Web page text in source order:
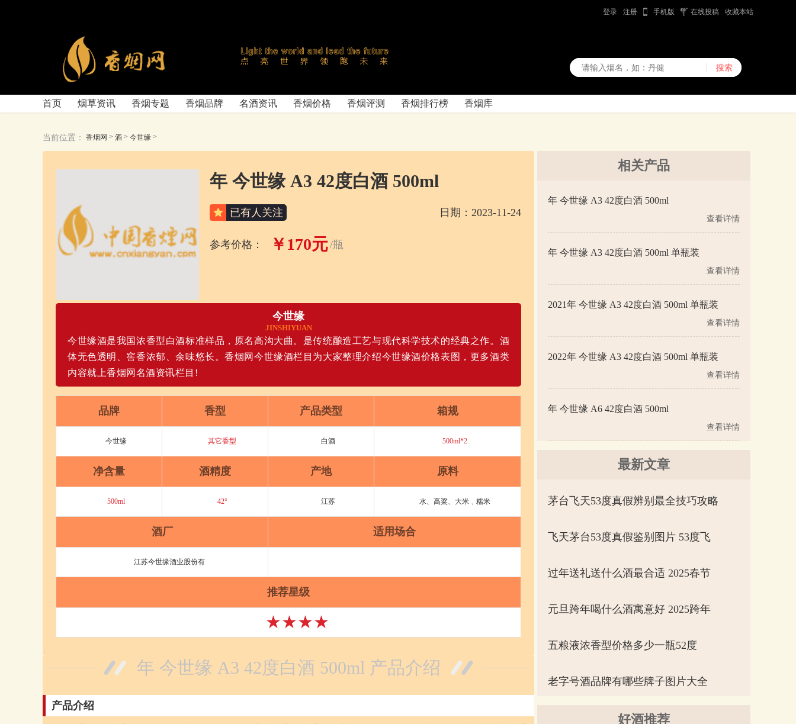
登录 注册 手机版 在线投稿 收藏本站
首页 烟草资讯 香烟专题 香烟品牌 名酒资讯 香烟价格 香烟评测 香烟排行榜 香烟库
当前位置： 香烟网 > 酒 > 今世缘 >
年 今世缘 A3 42度白酒 500ml
已有人关注 日期：2023-11-24
参考价格： ￥170元/瓶
今世缘
JINSHIYUAN
今世缘酒是我国浓香型白酒标准样品，原名高沟大曲。是传统酿造工艺与现代科学技术的经典之作。酒
体无色透明、窖香浓郁、余味悠长。香烟网今世缘酒栏目为大家整理介绍今世缘酒价格表图，更多酒类
内容就上香烟网名酒资讯栏目!
品牌 香型 产品类型 箱规
今世缘 其它香型 白酒 500ml*2
净含量 酒精度 产地 原料
500ml 42° 江苏 水、高粱、大米﹑糯米
酒厂 适用场合
江苏今世缘酒业股份有
推荐星级
★★★★
年 今世缘 A3 42度白酒 500ml 产品介绍
产品介绍
相关产品
年 今世缘 A3 42度白酒 500ml
查看详情
年 今世缘 A3 42度白酒 500ml 单瓶装
查看详情
2021年 今世缘 A3 42度白酒 500ml 单瓶装
查看详情
2022年 今世缘 A3 42度白酒 500ml 单瓶装
查看详情
年 今世缘 A6 42度白酒 500ml
查看详情
最新文章
茅台飞天53度真假辨别最全技巧攻略
飞天茅台53度真假鉴别图片 53度飞
过年送礼送什么酒最合适 2025春节
元旦跨年喝什么酒寓意好 2025跨年
五粮液浓香型价格多少一瓶52度
老字号酒品牌有哪些牌子图片大全
好酒推荐